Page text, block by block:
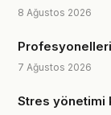
8 Ağustos 2026
7 Ağustos 2026
Stres yönetimi